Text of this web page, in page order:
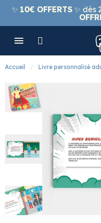
✨ 10€ OFFERTS ✨ dès
Accueil Livre personnalisé